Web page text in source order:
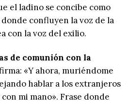
el ladino se concibe como
confluyen la voz de la
con la voz del exilio.
de comunión con la
«Y ahora, muriéndome
hablar a los extranjeros
mi mano». Frase donde